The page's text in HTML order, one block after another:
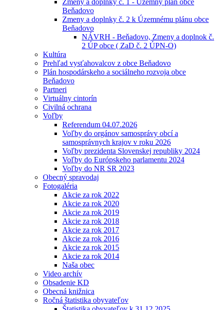
Zmeny a doplnky č. 1 - Územný plán obce
Beňadovo
Zmeny a doplnky č. 2 k Územnému plánu obce
Beňadovo
NÁVRH - Beňadovo, Zmeny a doplnok č.
2 ÚP obce ( ZaD č. 2 ÚPN-O)
Kultúra
Prehľad vysťahovalcov z obce Beňadovo
Plán hospodárskeho a sociálneho rozvoja obce
Beňadovo
Partneri
Virtuálny cintorín
Civilná ochrana
Voľby
Referendum 04.07.2026
Voľby do orgánov samosprávy obcí a
samosprávnych krajov v roku 2026
Voľby prezidenta Slovenskej republiky 2024
Voľby do Európskeho parlamentu 2024
Voľby do NR SR 2023
Obecný spravodaj
Fotogaléria
Akcie za rok 2022
Akcie za rok 2020
Akcie za rok 2019
Akcie za rok 2018
Akcie za rok 2017
Akcie za rok 2016
Akcie za rok 2015
Akcie za rok 2014
Naša obec
Video archív
Obsadenie KD
Obecná knižnica
Ročná štatistika obyvateľov